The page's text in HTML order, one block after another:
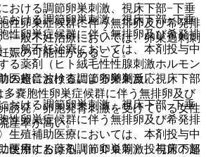
おける調節卵巣刺激、視床下部−下垂
性卵巣症候群に伴う無排卵及び希発排
一般不妊治療においては、卵巣過剰刺
娠の可能性があること。
医療における調節卵巣刺激、視床下部
嚢胞性卵巣症候群に伴う無排卵及び
誘発〉卵胞発育刺激を受けている女性
産率が高い。
医療における調節卵巣刺激、視床下部
ける調節卵巣刺激、視床下部−下垂
性卵巣症候群に伴う無排卵及び希発排
一般不妊治療においては、本剤投与中
る薬剤（ヒト絨毛性性腺刺激ホルモン
の超音波検査による卵巣反応。
ける調節卵巣刺激、視床下部−下垂
性卵巣症候群に伴う無排卵及び希発排
生殖補助医療においては、本剤投与中
使用する薬剤（ｈＣＧ等）投与前の超